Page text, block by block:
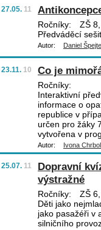
27.05. 11
Ročníky:
ZŠ
Předváděcí
Autor: Daniel
23.11. 10 Co je
Ročníky:
Interaktivní
informace o
republice v
určen pro žáky
vytvořena v
Autor: Ivona
25.07. 11
Dopravní
výstražné
Ročníky:
ZŠ
Děti jako
jako pasažéři v
silničního